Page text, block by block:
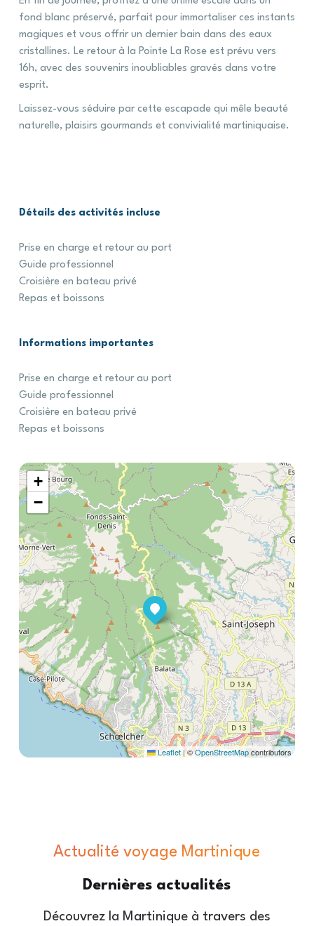
fond blanc préservé, parfait pour immortaliser ces instants
magiques et vous offrir un dernier bain dans des eaux
cristallines. Le retour à la Pointe La Rose est prévu vers
16h, avec des souvenirs inoubliables gravés dans votre
esprit.
Laissez-vous séduire par cette escapade qui mêle beauté
naturelle, plaisirs gourmands et convivialité martiniquaise.
Détails des activités incluse
Prise en charge et retour au port
Guide professionnel
Croisière en bateau privé
Repas et boissons
Informations importantes
Prise en charge et retour au port
Guide professionnel
Croisière en bateau privé
Repas et boissons
+
−
Leaflet |©OpenStreetMapcontributors
Actualité voyage Martinique
Dernières actualités
Découvrez la Martinique à travers des